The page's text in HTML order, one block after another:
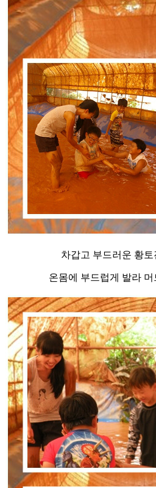
차갑고 부드러운 황토
온몸에 부드럽게 발라